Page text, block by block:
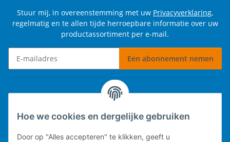
Hoe we cookies en dergelijke gebruiken
Door op "Alles accepteren" te klikken, geeft u
Stuur mij, in overeenstemming met uw Privacyverklaring,
regelmatig en te allen tijde herroepbare informatie over uw
productassortiment per e-mail.
Een abonnement nemen
Informatie